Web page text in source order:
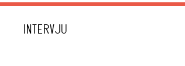
INTERVJU